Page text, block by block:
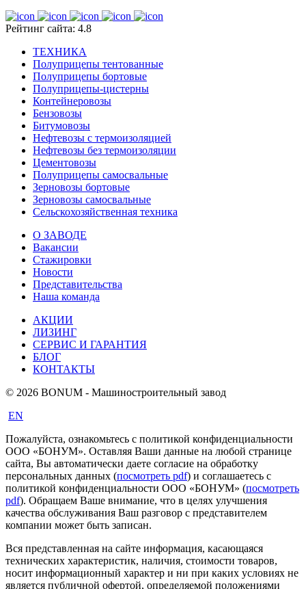
Рейтинг сайта: 4.8
ТЕХНИКА
Полуприцепы тентованные
Полуприцепы бортовые
Полуприцепы-цистерны
Контейнеровозы
Бензовозы
Битумовозы
Нефтевозы с термоизоляцией
Нефтевозы без термоизоляции
Цементовозы
Полуприцепы самосвальные
Зерновозы бортовые
Зерновозы самосвальные
Сельскохозяйственная техника
О ЗАВОДЕ
Вакансии
Стажировки
Новости
Представительства
Наша команда
АКЦИИ
ЛИЗИНГ
СЕРВИС И ГАРАНТИЯ
БЛОГ
КОНТАКТЫ
© 2026 BONUM - Машиностроительный завод
EN
Пожалуйста, ознакомьтесь с политикой конфиденциальности
ООО «БОНУМ». Оставляя Ваши данные на любой странице
сайта, Вы автоматически даете согласие на обработку
персональных данных (посмотреть pdf) и соглашаетесь с
политикой конфиденциальности ООО «БОНУМ» (посмотреть
pdf). Обращаем Ваше внимание, что в целях улучшения
качества обслуживания Ваш разговор с представителем
компании может быть записан.
Вся представленная на сайте информация, касающаяся
технических характеристик, наличия, стоимости товаров,
носит информационный характер и ни при каких условиях не
является публичной офертой, определяемой положениями